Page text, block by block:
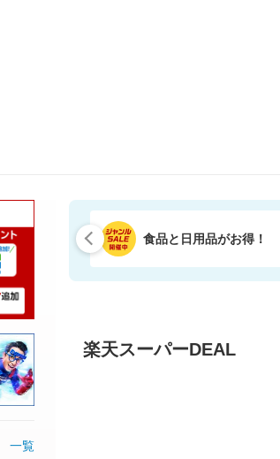
食品と日用品がお得！
楽天スーパーDEAL
一覧